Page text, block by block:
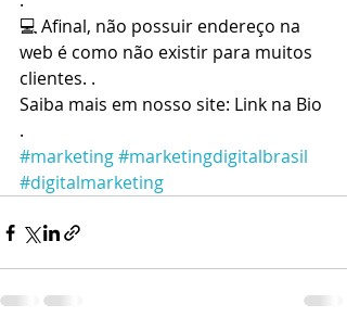
💻 Afinal, não possuir endereço na
web é como não existir para muitos
clientes. .
Saiba mais em nosso site: Link na Bio
.
#marketing#marketingdigitalbrasil
#digitalmarketing